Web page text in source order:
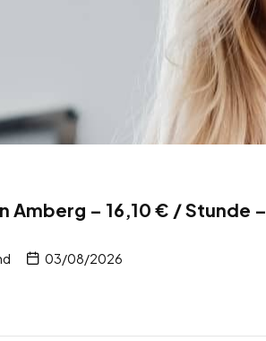
Amberg – 16,10 € / Stunde –
03/08/2026